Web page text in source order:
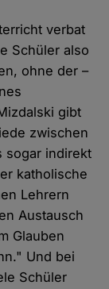
verbat
Schüler also
ohne der –
gibt
zwischen
sogar indirekt
katholische
Lehrern
Austausch
Glauben
Und bei
Schüler